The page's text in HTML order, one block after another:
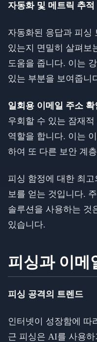
자동화 및 메트릭 추적
자동화된 응답과 피싱
있는지 면밀히 살펴보
도움을 줍니다. 이는
있는 부분을 보여줍니
일회용 이메일 주소 확
우회할 수 있는 잠재
역할을 합니다. 이는
하여 또 다른 보안 계
피싱 함정에 대한 최
보를 얻는 것입니다.
솔루션을 사용하는 것
있습니다.
피싱과 이메
피싱 공격의 트렌드
인터넷이 성장함에 따
근 피싱은 AI를 사용